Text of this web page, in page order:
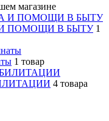
магазине
ПОМОЩИ В БЫТУ 1
1 товар
4 товара